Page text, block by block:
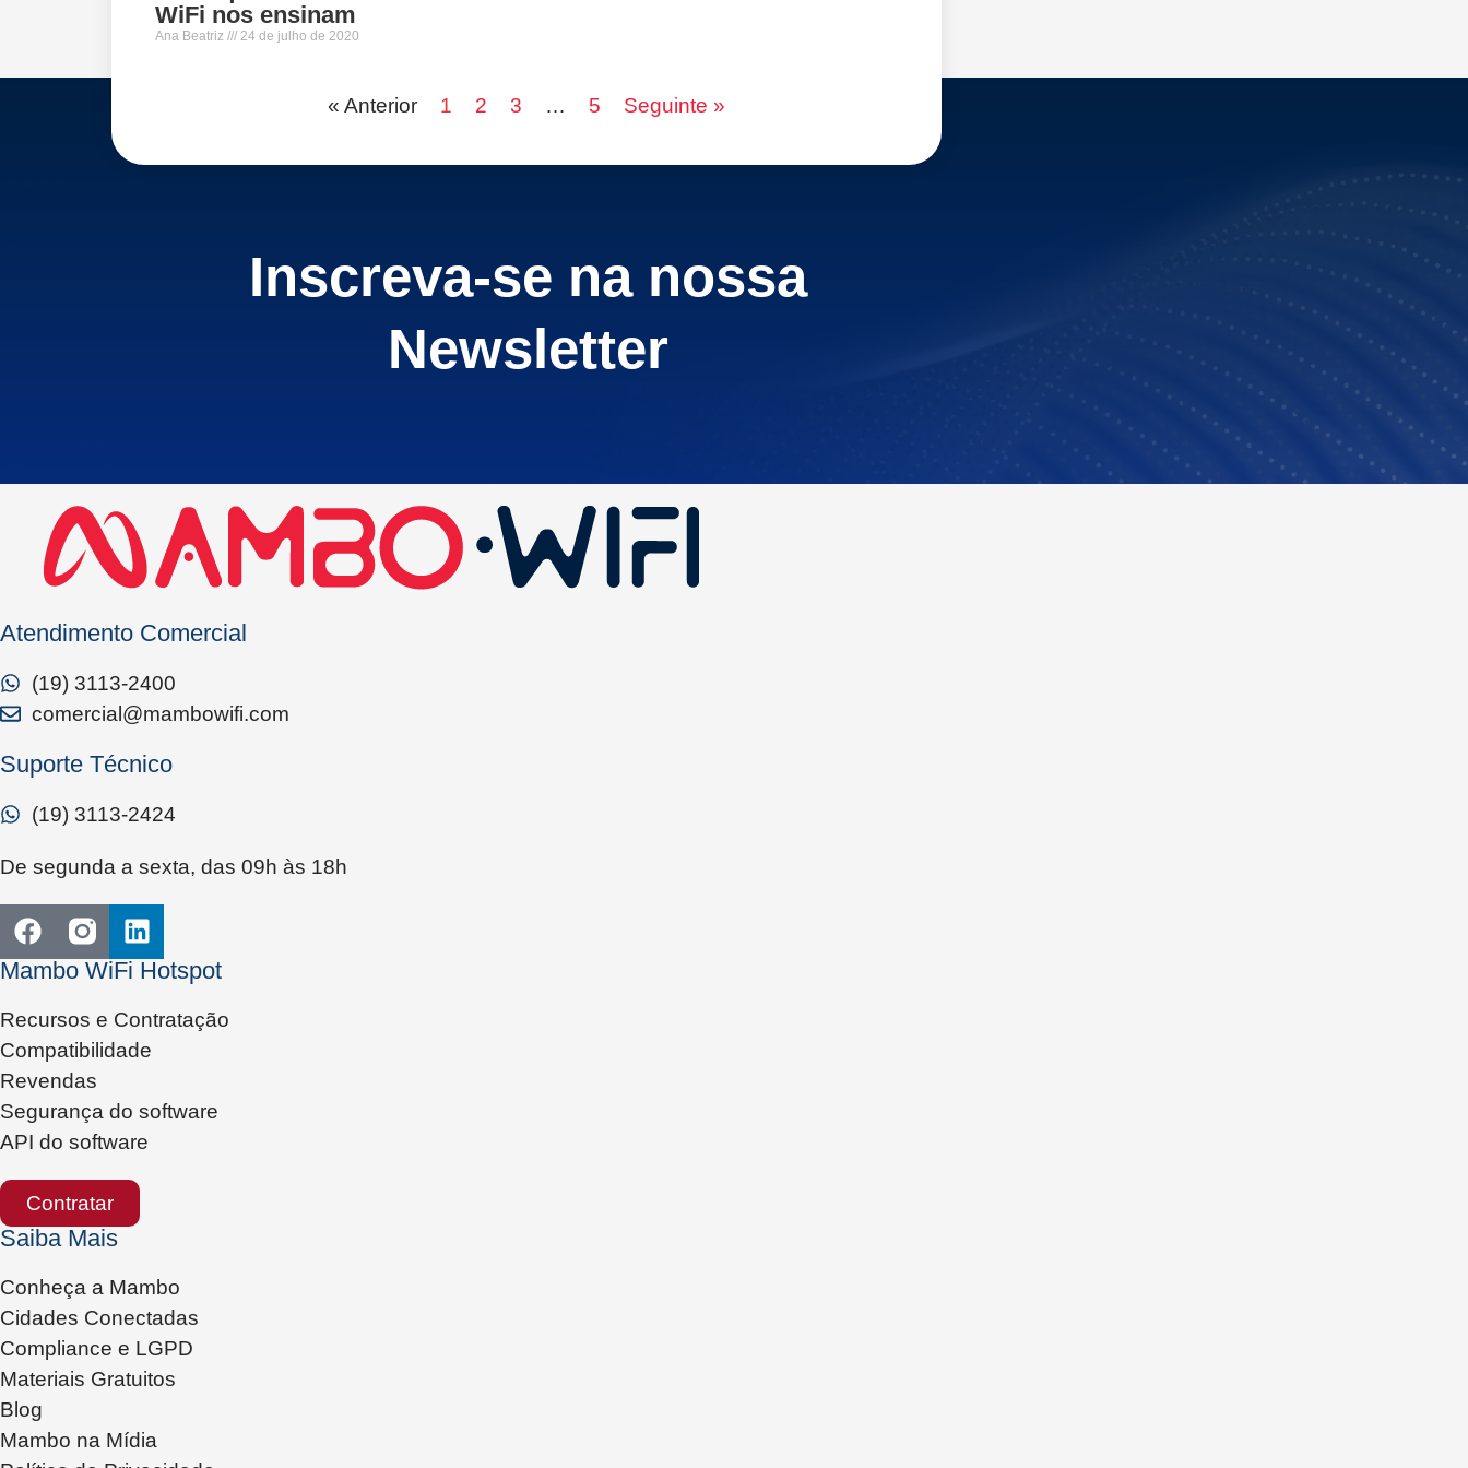
WiFi nos ensinam
Ana Beatriz 24 de julho de 2020
« Anterior 1 2 3 … 5 Seguinte »
Inscreva-se na nossa
Newsletter
Atendimento Comercial
(19) 3113-2400
comercial@mambowifi.com
Suporte Técnico
(19) 3113-2424
De segunda a sexta, das 09h às 18h
Mambo WiFi Hotspot
Recursos e Contratação
Compatibilidade
Revendas
Segurança do software
API do software
Contratar
Saiba Mais
Conheça a Mambo
Cidades Conectadas
Compliance e LGPD
Materiais Gratuitos
Blog
Mambo na Mídia